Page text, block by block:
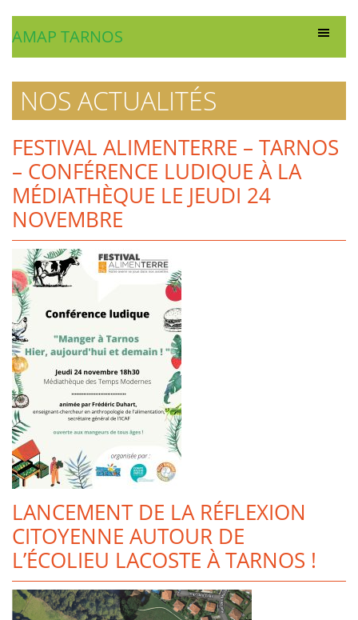
AMAP TARNOS
NOS ACTUALITÉS
FESTIVAL ALIMENTERRE – TARNOS
– CONFÉRENCE LUDIQUE À LA
MÉDIATHÈQUE LE JEUDI 24
NOVEMBRE
LANCEMENT DE LA RÉFLEXION
CITOYENNE AUTOUR DE
L’ÉCOLIEU LACOSTE À TARNOS !